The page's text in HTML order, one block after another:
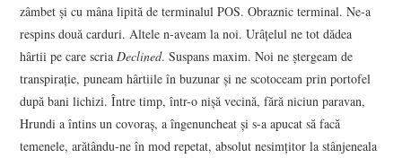
zâmbet şi cu mâna lipită de terminalul POS. Obraznic terminal. Ne-a
respins două carduri. Altele n-aveam la noi. Urâţelul ne tot dădea
hârtii pe care scria Declined. Suspans maxim. Noi ne ştergeam de
transpiraţie, puneam hârtiile în buzunar şi ne scotoceam prin portofel
după bani lichizi. Între timp, într-o nişă vecină, fără niciun paravan,
Hrundi a întins un covoraş, a îngenuncheat şi s-a apucat să facă
temenele, arătându-ne în mod repetat, absolut nesimţitor la stânjeneala